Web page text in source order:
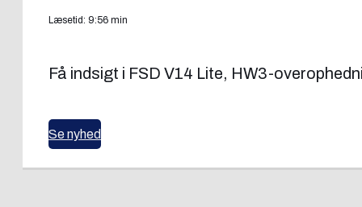
Læsetid: 9:56 min
Få indsigt i FSD V14 Lite, HW3-
Se nyhed